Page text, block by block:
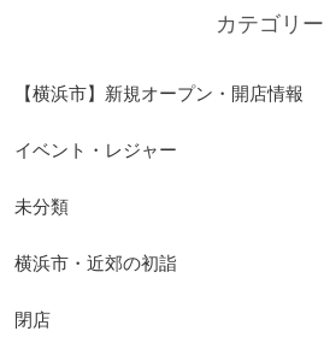
カテゴリー
【横浜市】新規オープン・開店情報
イベント・レジャー
未分類
横浜市・近郊の初詣
閉店